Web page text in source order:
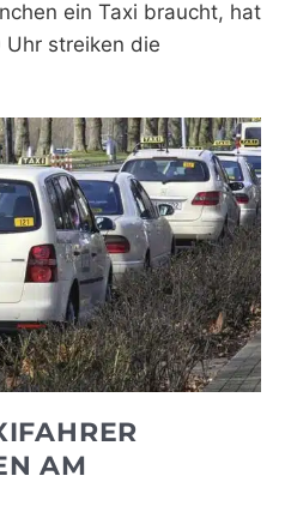
ein Taxi braucht, hat
Uhr streiken die
AM